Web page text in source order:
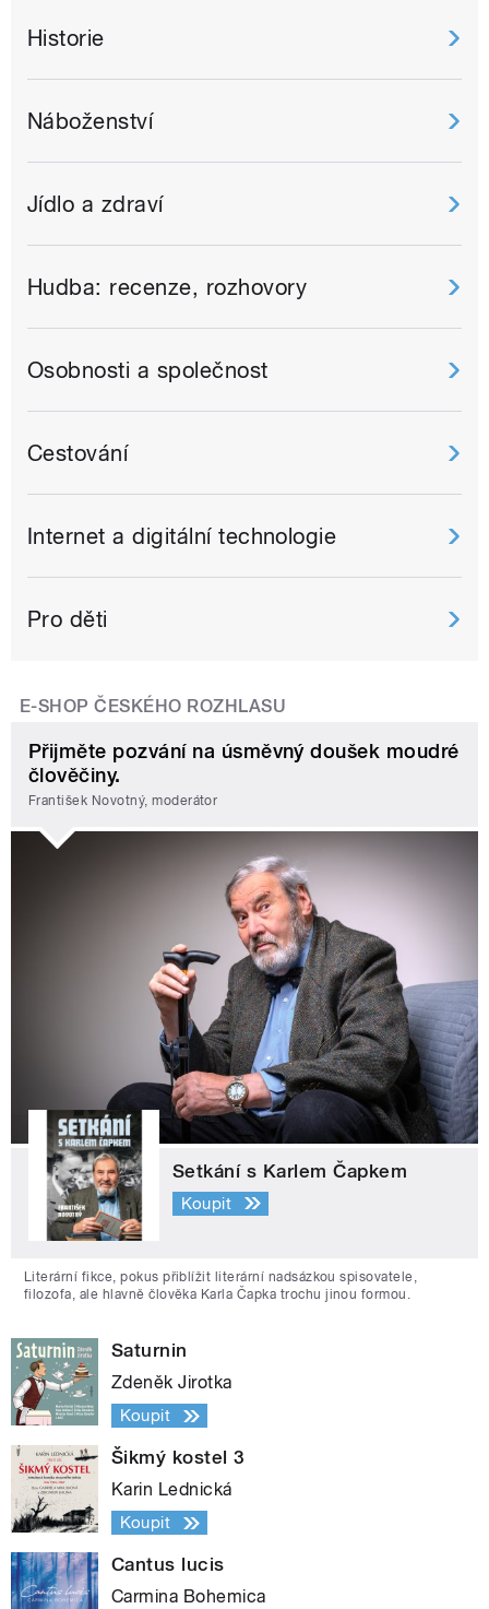
Historie
Náboženství
Jídlo a zdraví
Hudba: recenze, rozhovory
Osobnosti a společnost
Cestování
Internet a digitální technologie
Pro děti
E-SHOP ČESKÉHO ROZHLASU
Přijměte pozvání na úsměvný doušek moudré
člověčiny.
František Novotný, moderátor
Setkání s Karlem Čapkem
Koupit
Literární fikce, pokus přiblížit literární nadsázkou spisovatele,
filozofa, ale hlavně člověka Karla Čapka trochu jinou formou.
Saturnin
Zdeněk Jirotka
Koupit
Šikmý kostel 3
Karin Lednická
Koupit
Cantus lucis
Carmina Bohemica